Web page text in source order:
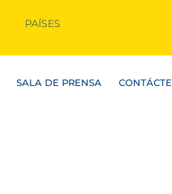
PAÍSES
SALA DE PRENSA